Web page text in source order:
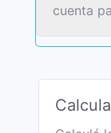
cuenta